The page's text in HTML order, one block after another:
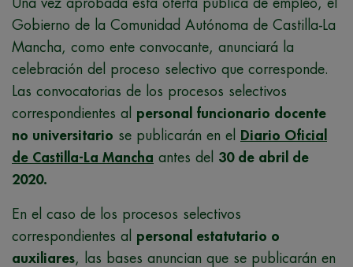
Una vez aprobada esta oferta pública de empleo, el
Gobierno de la Comunidad Autónoma de Castilla-La
Mancha, como ente convocante, anunciará la
celebración del proceso selectivo que corresponde.
Las convocatorias de los procesos selectivos
correspondientes al personal funcionario docente
no universitario se publicarán en el
Diario Oficial
de Castilla-La Mancha antes del 30 de abril de
2020.
En el caso de los procesos selectivos
correspondientes al personal estatutario o
auxiliares, las bases anuncian que se publicarán en